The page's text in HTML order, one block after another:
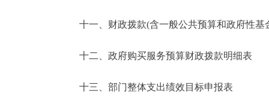
十一、财政拨款(含一般公共预算和政府性基
十二、政府购买服务预算财政拨款明细表
十三、部门整体支出绩效目标申报表